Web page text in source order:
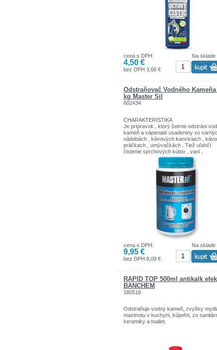
H226 Horľavá kvapalina a pary
H314 Spôsobuje vážne poleptanie
H318 Spôsobuje vážne poškodenie očí
H319 Spôsobuje vážne podráždenie očí
Na sklade
cena s DPH:
4,50 €
bez DPH 3,66 €
Odstraňovač Vodného Kameňa
kg Master Sil
602434
CHARAKTERISTIKA
Je prípravok , ktorý šetrne odstráni
kameň a vápenaté usadeniny vo
nádobách , kávových kanviciach ,
práčkach , umývačkách . Tiež uľahčí
čistenie sprchových kútov , vaní ,
umývadiel , apod .
Na sklade
cena s DPH:
9,95 €
bez DPH 8,09 €
RAPID TOP 500ml antikalk
BANCHEM
180518
Odstraňuje vodný kameň, zvyšky
mastnotu v kuchyni, kúpeľni, zo
keramiky a toaliet.